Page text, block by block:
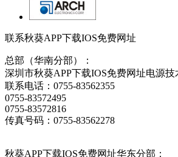
联系秋葵APP下载IOS免费网址
总部（华南分部）：
深圳市秋葵APP下载IOS免费网址电源技
联系电话：0755-83562355
0755-83572495
0755-83572816
传真号码：0755-83562278
秋葵APP下载IOS免费网址华东分部：